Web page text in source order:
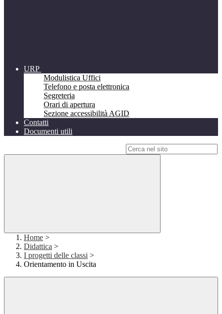
URP
Modulistica Uffici
Telefono e posta elettronica
Segreteria
Orari di apertura
Sezione accessibilità AGID
Contatti
Documenti utili
Home >
Didattica >
I progetti delle classi >
Orientamento in Uscita